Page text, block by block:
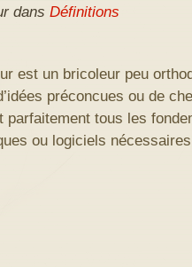
dans Définitions
est un bricoleur peu
préconcues ou de
parfaitement tous les
ou logiciels